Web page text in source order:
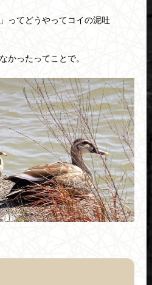
ってどうやってコイの泥吐
かったってことで。